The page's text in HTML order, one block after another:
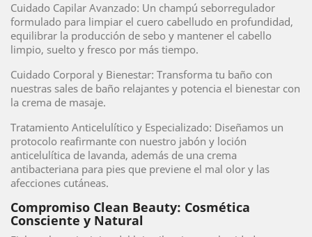
Cuidado Capilar Avanzado: Un champú seborregulador
formulado para limpiar el cuero cabelludo en profundidad,
equilibrar la producción de sebo y mantener el cabello
limpio, suelto y fresco por más tiempo.
Cuidado Corporal y Bienestar: Transforma tu baño con
nuestras sales de baño relajantes y potencia el bienestar con
la crema de masaje.
Tratamiento Anticelulítico y Especializado: Diseñamos un
protocolo reafirmante con nuestro jabón y loción
anticelulítica de lavanda, además de una crema
antibacteriana para pies que previene el mal olor y las
afecciones cutáneas.
Compromiso Clean Beauty: Cosmética
Consciente y Natural